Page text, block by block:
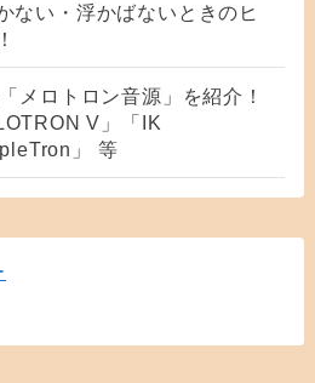
ない・浮かばないときのヒ
メロトロン音源」を紹介！
V」「IK
」 等